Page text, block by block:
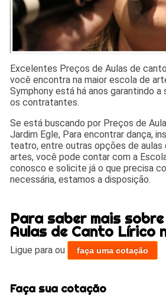
Excelentes Preços de Aulas de
você encontra na maior escola de
Symphony está há anos garantindo
os contratantes.
Se está buscando por Preços de
Jardim Egle, Para encontrar dança,
teatro, entre outras opções de aulas
artes, você pode contar com a
conosco e solicite já o que precisa
necessária, estamos a disposição.
Para saber mais
Aulas de Canto Lírico
Ligue paraou faça uma cotação
Faça sua cotação